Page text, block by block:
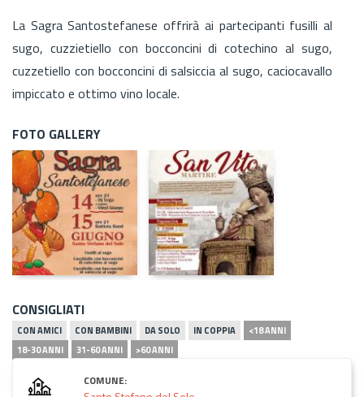
La Sagra Santostefanese offrirà ai partecipanti fusilli al
sugo, cuzzietiello con bocconcini di cotechino al sugo,
cuzzetiello con bocconcini di salsiccia al sugo, caciocavallo
impiccato e ottimo vino locale.
FOTO GALLERY
CONSIGLIATI
CON AMICI CON BAMBINI DA SOLO IN COPPIA
<18 ANNI
18-30 ANNI
31-60 ANNI >60 ANNI
COMUNE: